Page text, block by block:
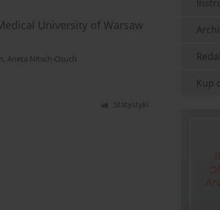
University of Warsaw
, Aneta Nitsch-Osuch
Statystyki
Kup